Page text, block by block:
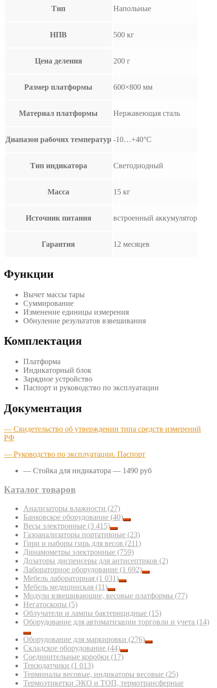
Тип Напольные
НПВ 500 кг
Цена деления 200 г
Размер платформы 600×800 мм
Материал платформы Нержавеющая сталь
Диапазон рабочих температур -10…+40°С
Тип индикатора Светодиодный
Масса 15 кг
Источник питания встроенный аккумулятор
Гарантия 12 месяцев
Функции
Вычет массы тары
Суммирование
Изменение единицы измерения
Обнуление результатов взвешивания
Комплектация
Платформа
Индикаторный блок
Зарядное устройство
Паспорт и руководство по эксплуатации
Документация
— Свидетельство об утверждении типа средств измерений
РФ
— Руководство по эксплуатации. Паспорт
— Стойка для индикатора — 1490 руб
Каталог товаров
Анализаторы влажности (27)
Банковское оборудование (40)
Весы электронные (3 415)
Газоанализаторы портативные (23)
Гири и наборы гирь для весов (211)
Динамометры электронные (759)
Дозаторы диспенсеры для антисептиков (2)
Лабораторное оборудование (1 692)
Мебель лабораторная (1 031)
Мебель медицинская (11)
Модули взвешивающие, весовые платформы (77)
Негатоскопы (5)
Облучатели и лампы бактерицидные (15)
Оборудование для автоматизации торговли и учета (14)
Оборудование для маркировки (276)
Складское оборудование (44)
Соединительные коробки (17)
Тензодатчики (1 013)
Терминалы весовые, индикаторы весовые (25)
Термоэтикетки ЭКО и ТОП, термотрансферные